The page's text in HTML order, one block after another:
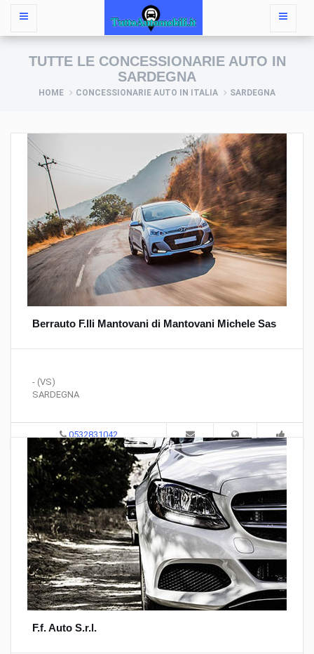
TUTTE LE CONCESSIONARIE AUTO IN
SARDEGNA
HOME CONCESSIONARIE AUTO IN ITALIA SARDEGNA
Berrauto F.lli Mantovani di Mantovani Michele Sas
- (VS)
SARDEGNA
0532831042
F.f. Auto S.r.l.